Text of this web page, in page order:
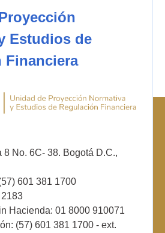
Estudios de
Financiera
8 No. 6C- 38. Bogotá D.C.,
601 381 1700
Hacienda: 01 8000 910071
(57) 601 381 1700 - ext.